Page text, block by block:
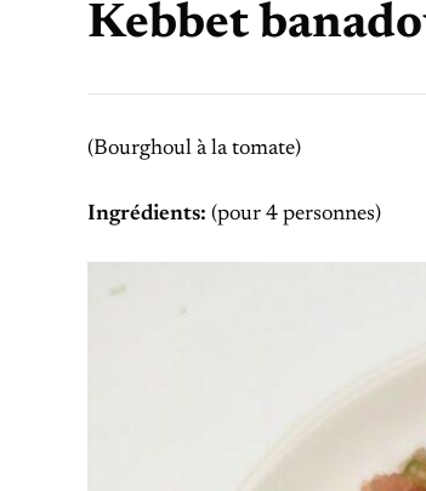
(Bourghoul à la tomate)
Ingrédients: (pour 4 personnes)